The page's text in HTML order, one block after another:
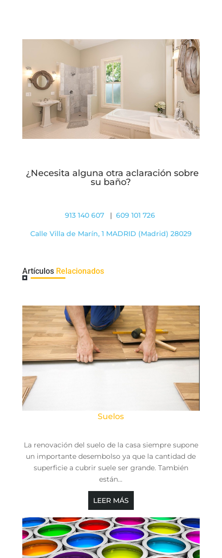
¿Necesita alguna otra aclaración sobre
su baño?
913 140 607 | 609 101 726
​Calle Villa de Marín, 1 MADRID (Madrid) 28029
Artículos Relacionados
Suelos
La renovación del suelo de la casa siempre supone
un importante desembolso ya que la cantidad de
superficie a cubrir suele ser grande. También
están...
LEER MÁS